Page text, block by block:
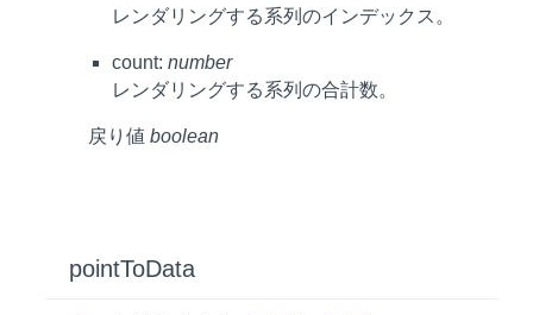
レンダリングする系列のインデックス。
count: number
レンダリングする系列の合計数。
戻り値 boolean
pointToData